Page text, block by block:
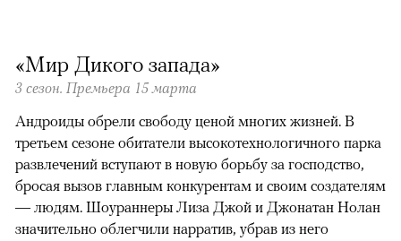
«Мир Дикого запада»
3 сезон. Премьера 15 марта
Андроиды обрели свободу ценой многих жизней. В
третьем сезоне обитатели высокотехнологичного парка
развлечений вступают в новую борьбу за господство,
бросая вызов главным конкурентам и своим создателям
— людям. Шоураннеры Лиза Джой и Джонатан Нолан
значительно облегчили нарратив, убрав из него